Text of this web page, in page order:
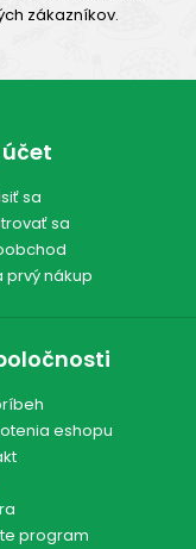
zákazníkov.
sa
sa
prvý nákup
eshopu
program